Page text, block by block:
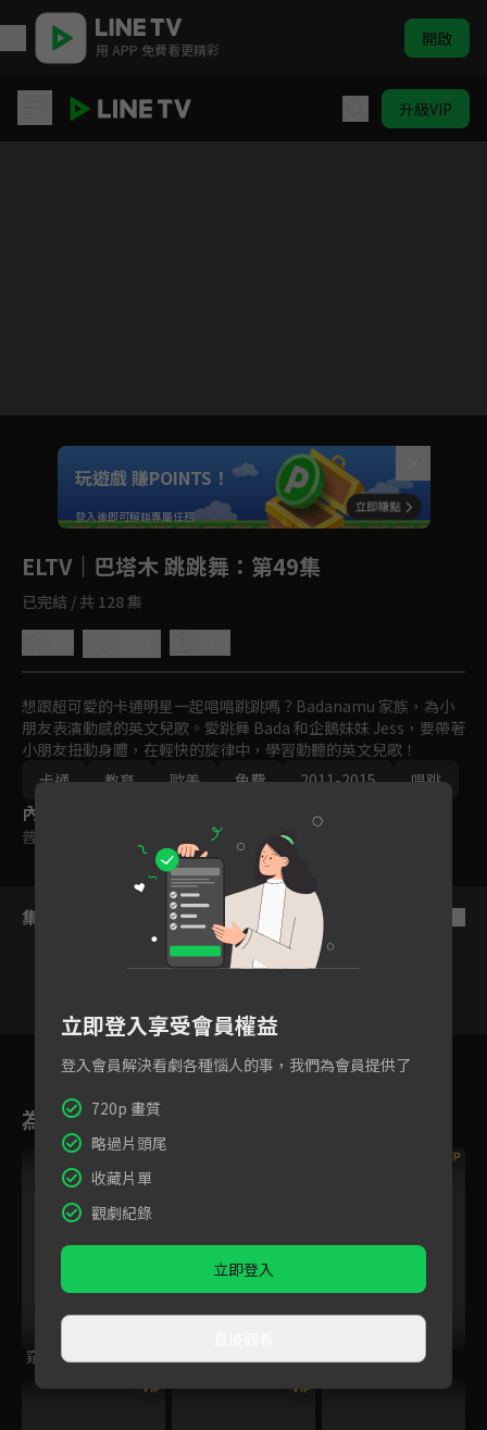
用 APP 免費看更精彩 開啟
升級VIP
Unmute
如有不便請見諒
玩遊戲 賺POINTS！
登入後即可解鎖專屬任務
ELTV｜巴塔木 跳跳舞 ：第49集
已完結 / 共 128 集
想跟超可愛的卡通明星一起唱唱跳跳嗎？Badanamu 家族，為小
朋友表演動感的英文兒歌。愛跳舞 Bada 和企鵝妹妹 Jess，要帶著
小朋友扭動身體，在輕快的旋律中，學習動聽的英文兒歌！
卡通
教育 歐美 免費 2011-2015 唱跳
內容標籤
普遍級
集數列表
47 48 49 50 51
為您推薦
VIP
窺伺之眼 厄夜直播
VIP
女囚靈
VIP VIP
立即登入享受會員權益
登入會員解決看劇各種惱人的事，我們為會員提供了
720p 畫質
略過片頭尾
收藏片單
觀劇紀錄
立即登入